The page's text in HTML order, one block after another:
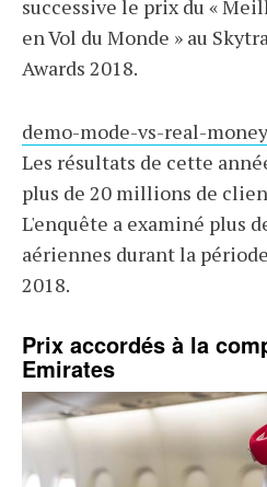
successive le prix du «
en Vol du Monde » au
Awards 2018.
demo-mode-vs-real-
Les résultats de cette
plus de 20 millions de
L'enquête a examiné plus
aériennes durant la
2018.
Prix accordés à la
Emirates